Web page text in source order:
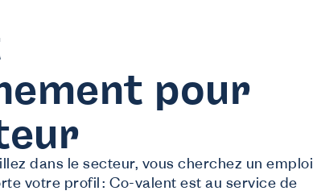
Nous aidons
Je suis employeur
pour
dans le secteur, vous cherchez un emploi
votre profil : Co-valent est au service de